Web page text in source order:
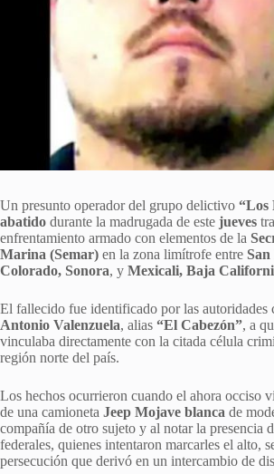
Un presunto operador del grupo delictivo “Los
abatido durante la madrugada de este jueves
enfrentamiento armado con elementos de la
Marina (Semar) en la zona limítrofe entre
Colorado, Sonora, y Mexicali, Baja
El fallecido fue identificado por las autoridades
Antonio Valenzuela, alias “El Cabezón”, a
vinculaba directamente con la citada célula
región norte del país.
Los hechos ocurrieron cuando el ahora occiso
de una camioneta Jeep Mojave blanca de
compañía de otro sujeto y al notar la presencia
federales, quienes intentaron marcarles el alto,
persecución que derivó en un intercambio de